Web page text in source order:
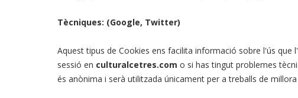
Tècniques: (Google, Twitter)
Aquest tipus de Cookies ens facilita informació sobre l'ús que
sessió en culturalcetres.com o si has tingut problemes
és anònima i serà utilitzada únicament per a treballs de